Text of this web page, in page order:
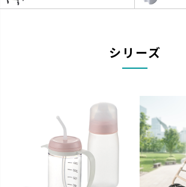
シリーズ